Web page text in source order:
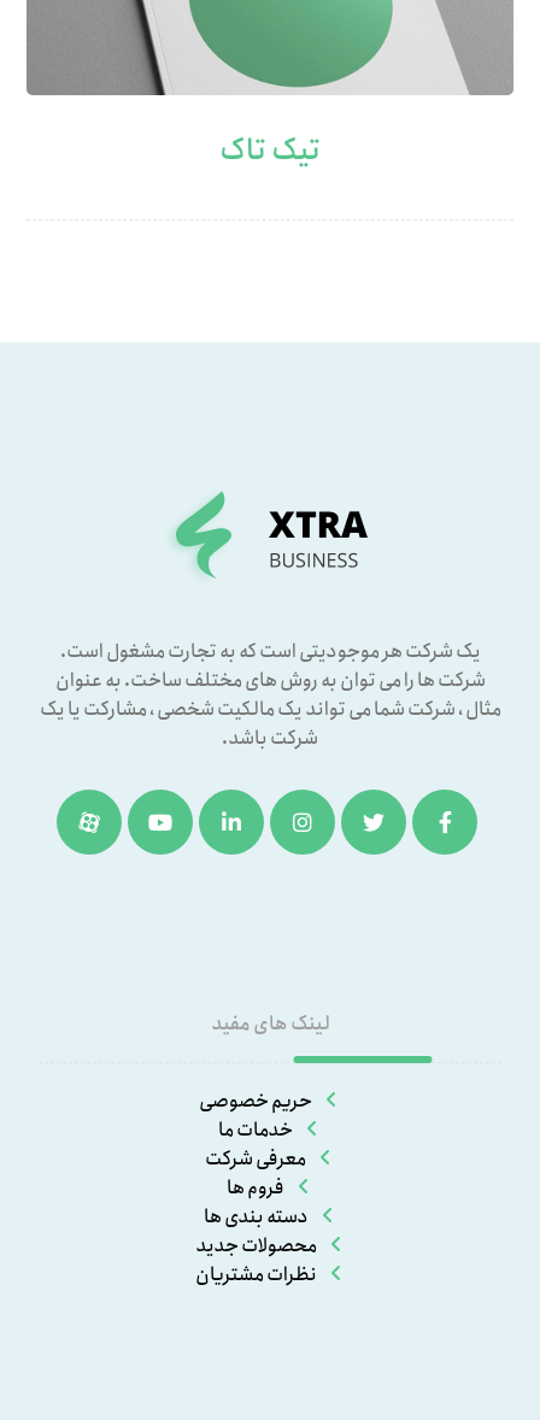
تیک تاک
یک شرکت هر موجودیتی است که به تجارت مشغول است.
شرکت ها را می توان به روش های مختلف ساخت. به عنوان
مثال ، شرکت شما می تواند یک مالکیت شخصی ، مشارکت یا یک
شرکت باشد.
لینک های مفید
حریم خصوصی
خدمات ما
معرفی شرکت
فروم ها
دسته بندی ها
محصولات جدید
نظرات مشتریان